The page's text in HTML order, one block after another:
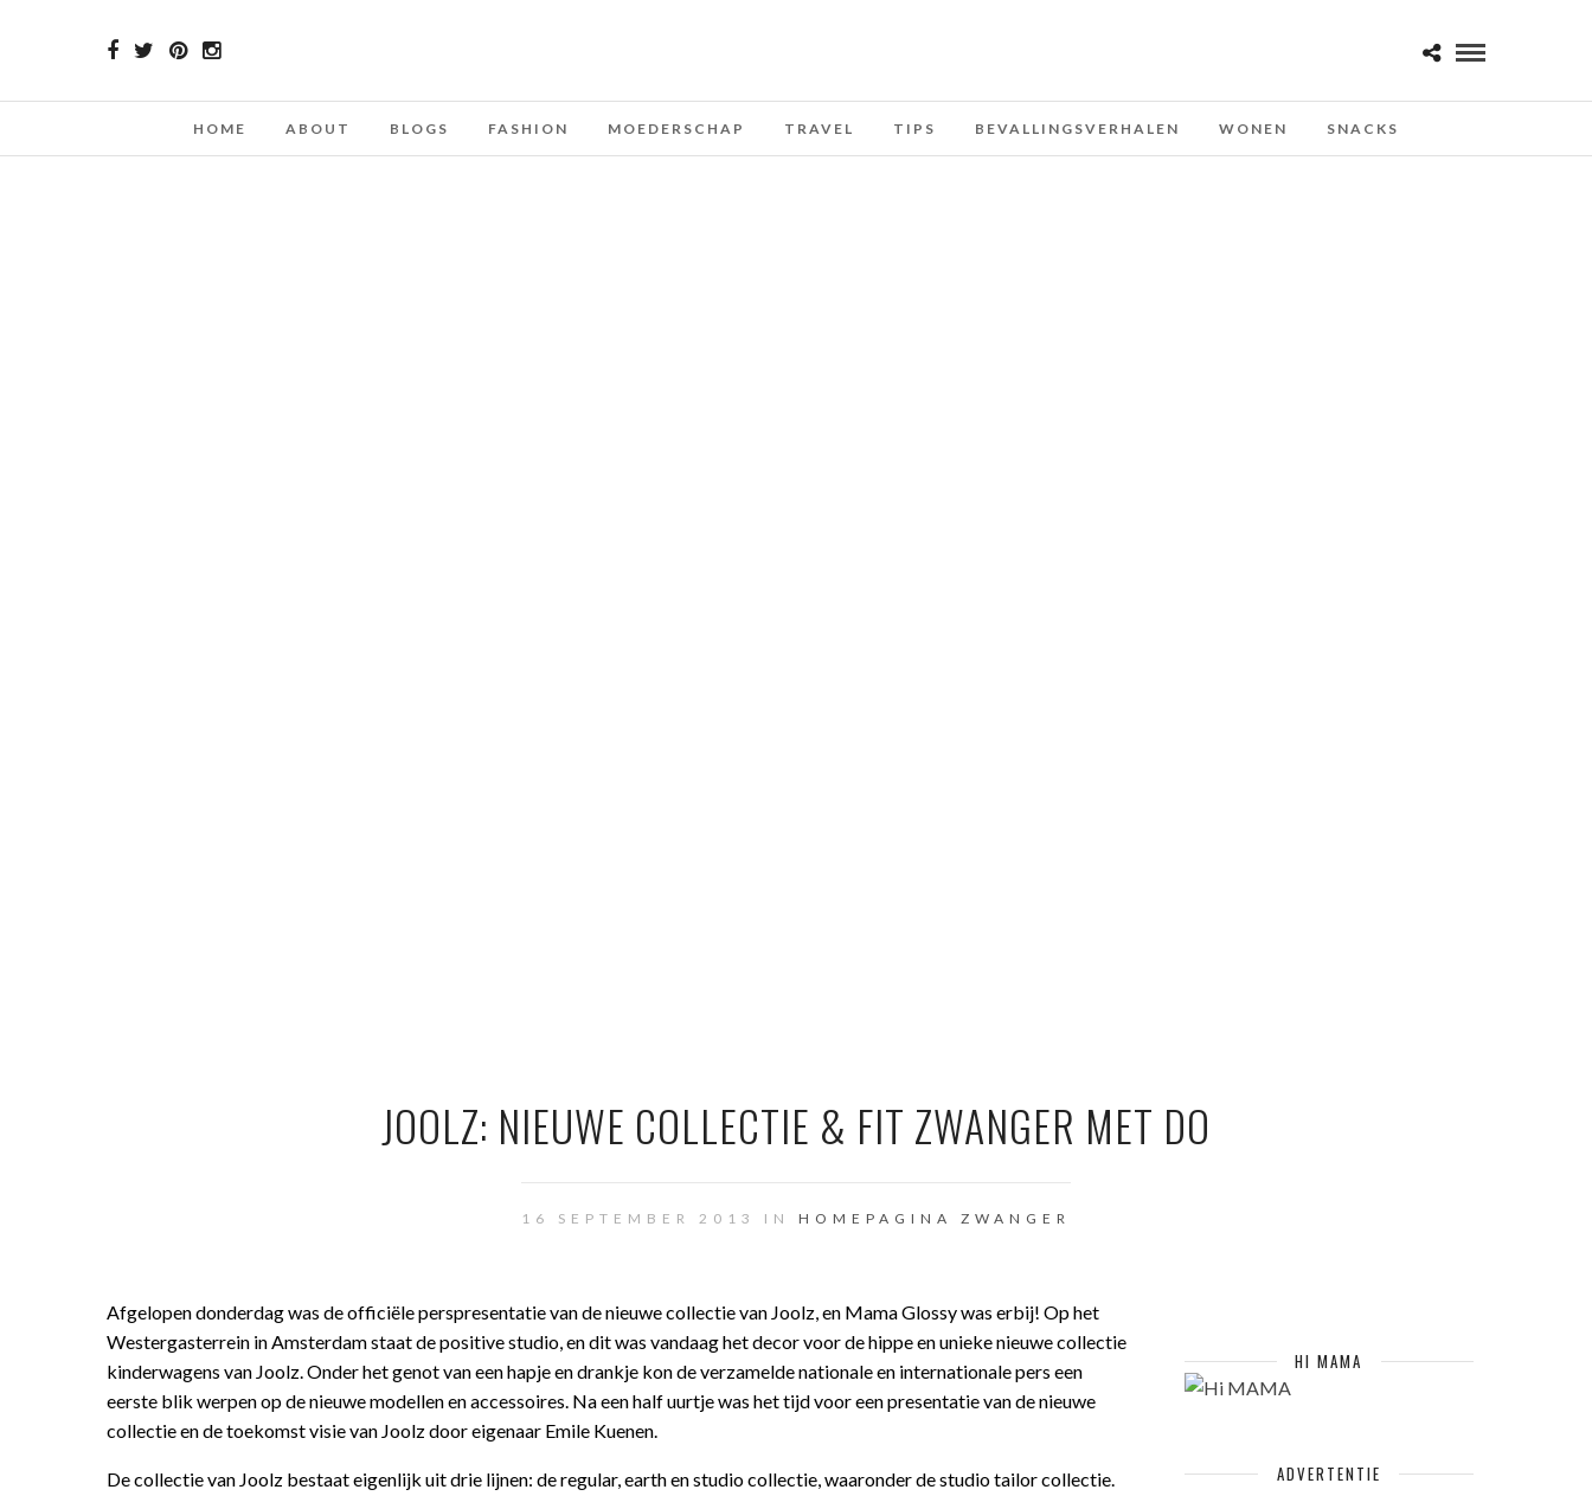
HOME ABOUT BLOGS FASHION MOEDERSCHAP TRAVEL TIPS BEVALLINGSVERHALEN WONEN SNACKS
JOOLZ: NIEUWE COLLECTIE & FIT ZWANGER MET DO
16 SEPTEMBER 2013 IN HOMEPAGINA ZWANGER
Afgelopen donderdag was de officiële perspresentatie van de nieuwe collectie van Joolz, en Mama Glossy was erbij! Op het
Westergasterrein in Amsterdam staat de positive studio, en dit was vandaag het decor voor de hippe en unieke nieuwe collectie
kinderwagens van Joolz. Onder het genot van een hapje en drankje kon de verzamelde nationale en internationale pers een
eerste blik werpen op de nieuwe modellen en accessoires. Na een half uurtje was het tijd voor een presentatie van de nieuwe
collectie en de toekomst visie van Joolz door eigenaar Emile Kuenen.
De collectie van Joolz bestaat eigenlijk uit drie lijnen: de regular, earth en studio collectie, waaronder de studio tailor collectie.
HI MAMA
ADVERTENTIE